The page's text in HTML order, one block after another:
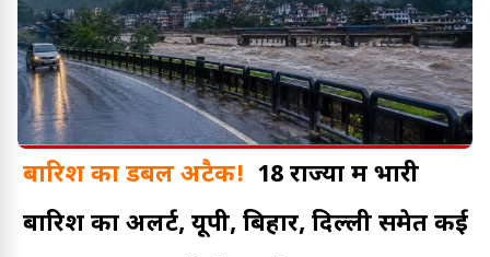
बारिश का डबल अटैक! 18 राज्यों में भारी
बारिश का अलर्ट, यूपी, बिहार, दिल्ली समेत कई